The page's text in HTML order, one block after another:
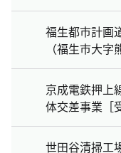
福生都市計画
（福生市大
京成電鉄押上
体交差事業［
世田谷清掃工